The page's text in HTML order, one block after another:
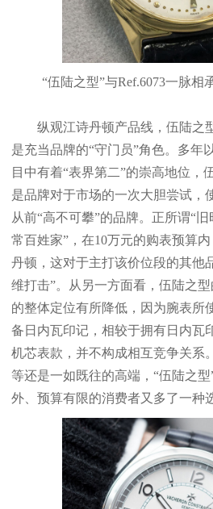
“伍陆之型”与Ref.6073一脉相
纵观江诗丹顿产品线，伍陆之
是充当品牌的“守门员”角色。多年
目中有着“表界第二”的崇高地位，
是品牌对于市场的一次大胆尝试，
从前“高不可攀”的品牌。正所谓“
常百姓家”，在10万元的购表预算
丹顿，这对于主打该价位段的其他
维打击”。从另一方面看，伍陆之
的整体定位有所降低，因为腕表所
备日内瓦印记，相较于拥有日内瓦
机芯表款，并不构成相互竞争关系
等还是一如既往的高端，“伍陆之
外、预算有限的消费者又多了一种